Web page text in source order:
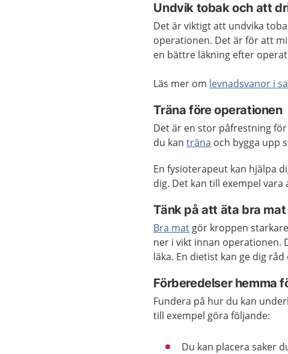
Undvik tobak och att
Det är viktigt att undvika
operationen. Det är för att
en bättre läkning efter
Läs mer om levnadsvanor i
Träna före operationen
Det är en stor påfrestning
du kanträna och bygga upp
En fysioterapeut kan hjälpa
dig. Det kan till exempel vara
Tänk på att äta bra mat
Bra mat gör kroppen
ner i vikt innan
läka. En dietist kan ge dig
Förberedelser hemma
Fundera på hur du kan
till exempel göra följande:
Du kan placera saker